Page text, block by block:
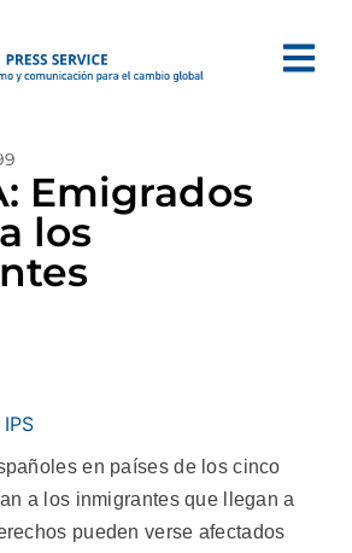
Emigrados
los
en países de los cinco
a los inmigrantes que llegan a
pueden verse afectados